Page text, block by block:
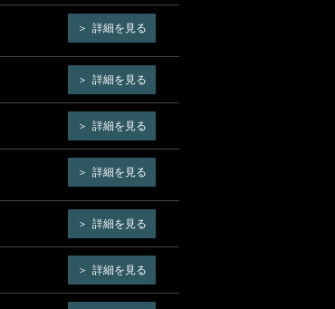
詳細を見る
詳細を見る
詳細を見る
詳細を見る
詳細を見る
詳細を見る